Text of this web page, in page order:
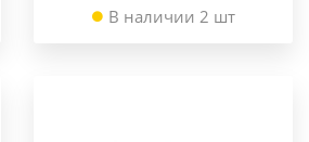
В наличии 2 шт